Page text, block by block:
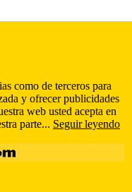
como de terceros para
y ofrecer publicidades
web usted acepta en
parte... Seguir leyendo